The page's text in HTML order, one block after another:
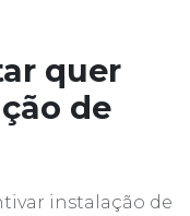
quer
de
instalação de